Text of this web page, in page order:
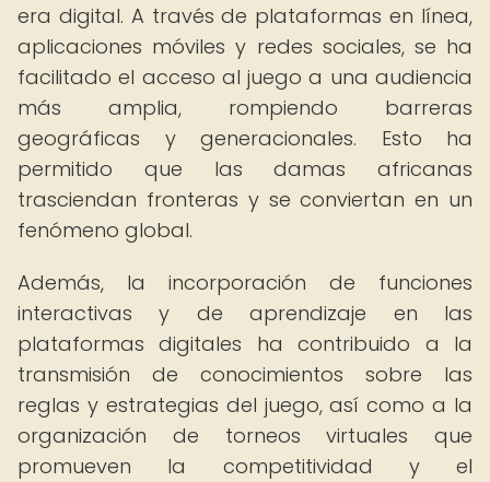
era digital. A través de plataformas en línea,
aplicaciones móviles y redes sociales, se ha
facilitado el acceso al juego a una audiencia
más amplia, rompiendo barreras
geográficas y generacionales. Esto ha
permitido que las damas africanas
trasciendan fronteras y se conviertan en un
fenómeno global.
Además, la incorporación de funciones
interactivas y de aprendizaje en las
plataformas digitales ha contribuido a la
transmisión de conocimientos sobre las
reglas y estrategias del juego, así como a la
organización de torneos virtuales que
promueven la competitividad y el